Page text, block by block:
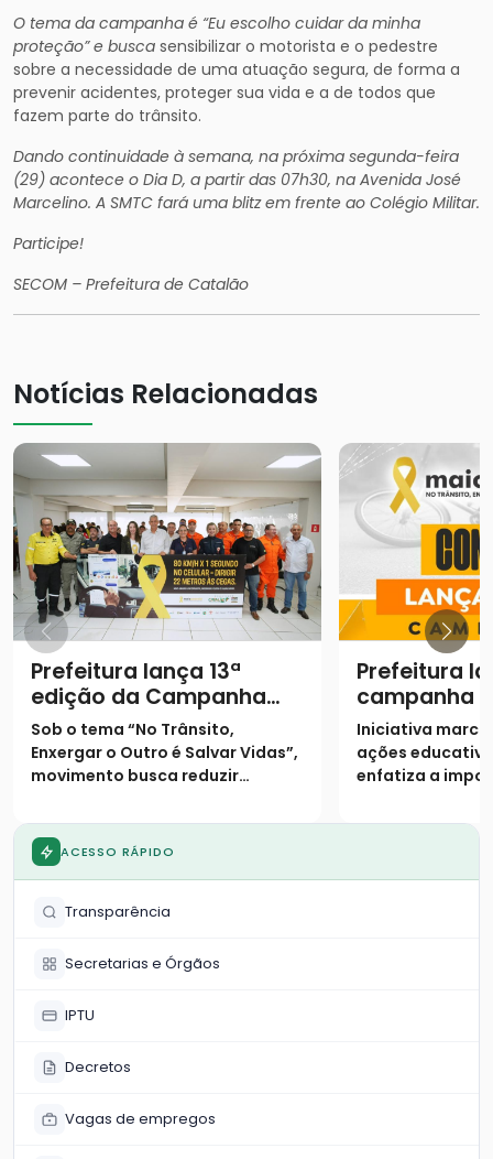
O tema da campanha é “Eu escolho cuidar da minha
proteção” e busca sensibilizar o motorista e o pedestre
sobre a necessidade de uma atuação segura, de forma a
prevenir acidentes, proteger sua vida e a de todos que
fazem parte do trânsito.
Dando continuidade à semana, na próxima segunda-feira
(29) acontece o Dia D, a partir das 07h30, na Avenida José
Marcelino. A SMTC fará uma blitz em frente ao Colégio Militar.
Participe!
SECOM – Prefeitura de Catalão
Notícias Relacionadas
Prefeitura lança 13ª
edição da Campanha
Maio Amarelo com foco
na empatia no trânsito
Sob o tema “No Trânsito,
Enxergar o Outro é Salvar Vidas”,
movimento busca reduzir
população sobre o crescimento
da frota local
Prefeitura
campanha
Amarelo"
Iniciativa marca
ações
enfatiza a
ACESSO RÁPIDO
Transparência
Secretarias e Órgãos
IPTU
Decretos
Vagas de empregos